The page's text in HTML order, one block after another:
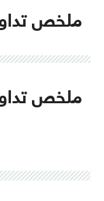
ملخص
ملخص